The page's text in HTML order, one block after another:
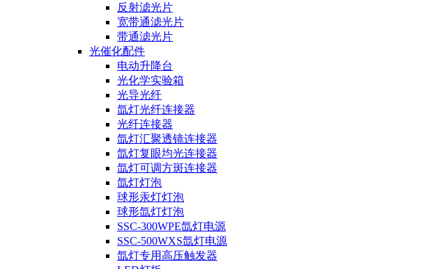
反射滤光片
宽带通滤光片
带通滤光片
光催化配件
电动升降台
光化学实验箱
光导光纤
氙灯光纤连接器
光纤连接器
氙灯汇聚透镜连接器
氙灯复眼均光连接器
氙灯可调方斑连接器
氙灯灯泡
球形汞灯灯泡
球形氙灯灯泡
SSC-300WPE氙灯电源
SSC-500WXS氙灯电源
氙灯专用高压触发器